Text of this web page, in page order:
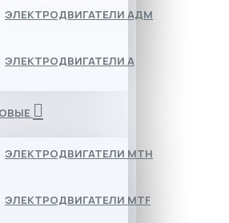
ЭЛЕКТРОДВИГАТЕЛИ АДМ
ЭЛЕКТРОДВИГАТЕЛИ А
ЭЛЕКТРОДВИГАТЕЛИ МТН
ЭЛЕКТРОДВИГАТЕЛИ MTF